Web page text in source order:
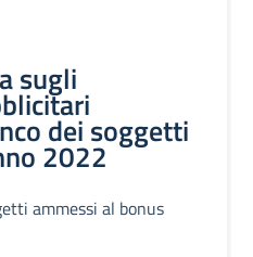
sugli
dei soggetti
2022
ammessi al bonus